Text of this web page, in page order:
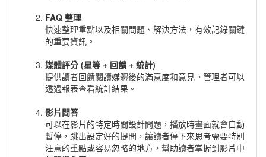
FAQ 整理
快速整理重點以及相關問題、解決方法，有效記錄關鍵
的重要資訊。
媒體評分 (星等 + 回饋 + 統計)
提供讀者回饋閱讀媒體後的滿意度和意見。管理者可以
透過報表查看統計結果。
影片問答
可以在影片的特定時間設計問題，播放時畫面就會自動
暫停，跳出設定好的提問，讓讀者停下來思考需要特別
注意的重點或容易忽略的地方，幫助讀者掌握到影片中